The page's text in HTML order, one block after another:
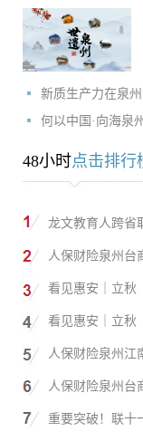
新质生产力在泉州
何以中国·向海泉州
48小时点击排行
龙文教育人跨省
人保财险泉州台
看见惠安｜立秋
看见惠安｜立秋
人保财险泉州江
人保财险泉州台
重要突破！联十